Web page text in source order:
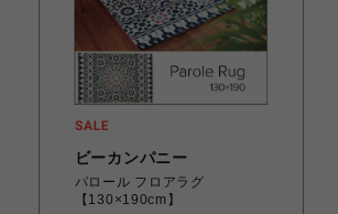
ビーカンパニー
パロール フロアラグ
【130×190cm】